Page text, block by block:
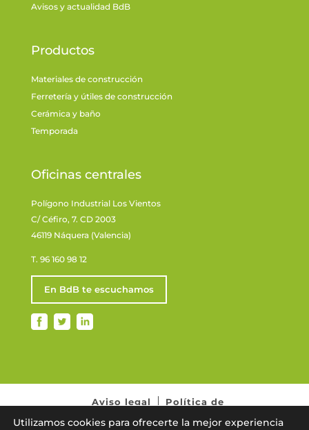
Avisos y actualidad BdB
Productos
Materiales de construcción
Ferretería y útiles de construcción
Cerámica y baño
Temporada
Oficinas centrales
Polígono Industrial Los Vientos
C/ Céfiro, 7. CD 2003
46119 Náquera (Valencia)
T. 96 160 98 12
En BdB te escuchamos
Aviso legal
Política de
privacidad
Normativa de cookies
Utilizamos cookies para ofrecerte la mejor experiencia